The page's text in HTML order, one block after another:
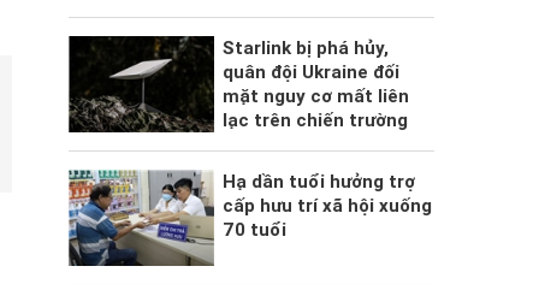
Starlink bị phá hủy,
quân đội Ukraine đối
mặt nguy cơ mất liên
lạc trên chiến trường
Hạ dần tuổi hưởng trợ
cấp hưu trí xã hội xuống
70 tuổi